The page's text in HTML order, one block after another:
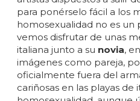
a ser un 'supervivientes'
(por la pasta, más que
convirtiendo por
reencuentro' de gran
asturias... se llama infiesto
mezcla de un montón de
es un pueblo que no
van a poner las botas con